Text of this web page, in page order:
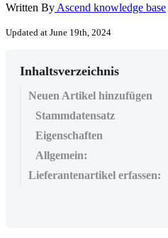
Written By Ascend knowledge base
Updated at June 19th, 2024
Inhaltsverzeichnis
Neuen Artikel hinzufügen
Stammdatensatz
Eigenschaften
Allgemein:
Lieferantenartikel erfassen: